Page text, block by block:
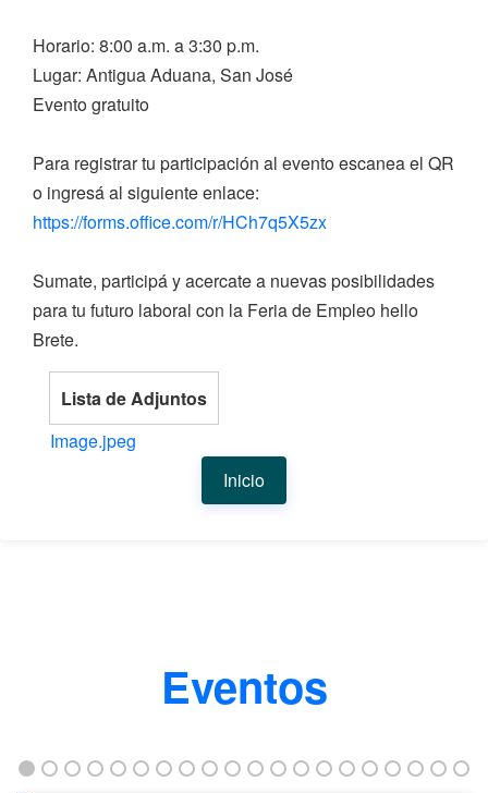
Horario: 8:00 a.m. a 3:30 p.m.
Lugar: Antigua Aduana, San José
Evento gratuito
Para registrar tu participación al evento escanea el QR
o ingresá al siguiente enlace:
https://forms.office.com/r/HCh7q5X5zx
Sumate, participá y acercate a nuevas posibilidades
para tu futuro laboral con la Feria de Empleo hello
Brete.
Lista de Adjuntos
Image.jpeg
Inicio
Eventos